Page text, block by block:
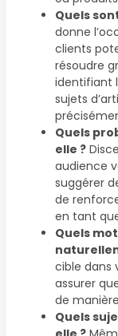
Quels
donne
clients
résoudre
identifiant
sujets
Quels
elle ?
audience
suggérer
de
en tant
Quels
cible dans
assurer
de
Quels